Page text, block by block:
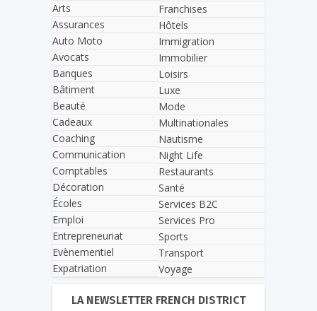
Arts
Assurances
Auto Moto
Avocats
Banques
Bâtiment
Beauté
Cadeaux
Coaching
Communication
Comptables
Décoration
Écoles
Emploi
Entrepreneuriat
Evènementiel
Expatriation
Franchises
Hôtels
Immigration
Immobilier
Loisirs
Luxe
Mode
Multinationales
Nautisme
Night Life
Restaurants
Santé
Services B2C
Services Pro
Sports
Transport
Voyage
LA NEWSLETTER FRENCH DISTRICT